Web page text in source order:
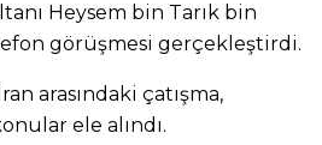
Heysem bin Tarık bin
görüşmesi gerçekleştirdi.
arasındaki çatışma,
ele alındı.